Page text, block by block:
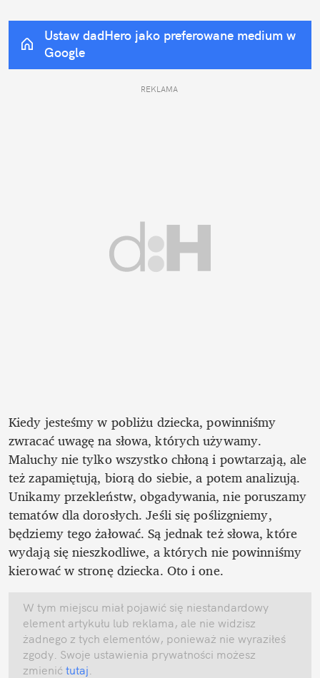
Ustaw dadHero jako preferowane medium w
Google
REKLAMA
Kiedy jesteśmy w pobliżu dziecka, powinniśmy
zwracać uwagę na słowa, których używamy.
Maluchy nie tylko wszystko chłoną i powtarzają, ale
też zapamiętują, biorą do siebie, a potem analizują.
Unikamy przekleństw, obgadywania, nie poruszamy
tematów dla dorosłych. Jeśli się poślizgniemy,
będziemy tego żałować. Są jednak też słowa, które
wydają się nieszkodliwe, a których nie powinniśmy
kierować w stronę dziecka. Oto i one.
W tym miejscu miał pojawić się niestandardowy
element artykułu lub reklama, ale nie widzisz
żadnego z tych elementów, ponieważ nie wyraziłeś
zgody. Swoje ustawienia prywatności możesz
zmienić tutaj